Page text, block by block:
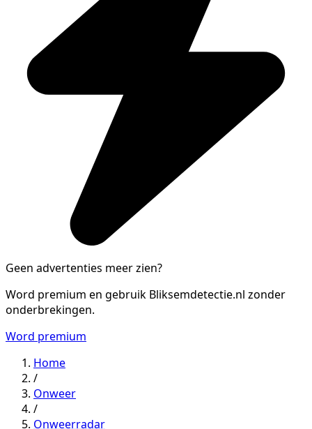
Geen advertenties meer zien?
Word premium en gebruik Bliksemdetectie.nl zonder
onderbrekingen.
Word premium
Home
/
Onweer
/
Onweerradar